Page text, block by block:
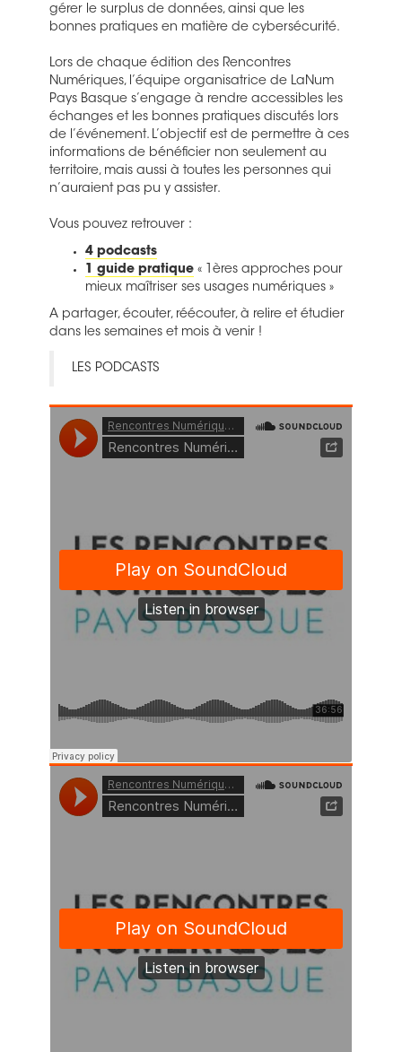
gérer le surplus de données, ainsi que les
bonnes pratiques en matière de cybersécurité.
Lors de chaque édition des Rencontres
Numériques, l’équipe organisatrice de LaNum
Pays Basque s’engage à rendre accessibles les
échanges et les bonnes pratiques discutés lors
de l’événement. L’objectif est de permettre à ces
informations de bénéficier non seulement au
territoire, mais aussi à toutes les personnes qui
n’auraient pas pu y assister.
Vous pouvez retrouver :
4 podcasts
1 guide pratique « 1ères approches pour
mieux maîtriser ses usages numériques »
A partager, écouter, réécouter, à relire et étudier
dans les semaines et mois à venir !
LES PODCASTS